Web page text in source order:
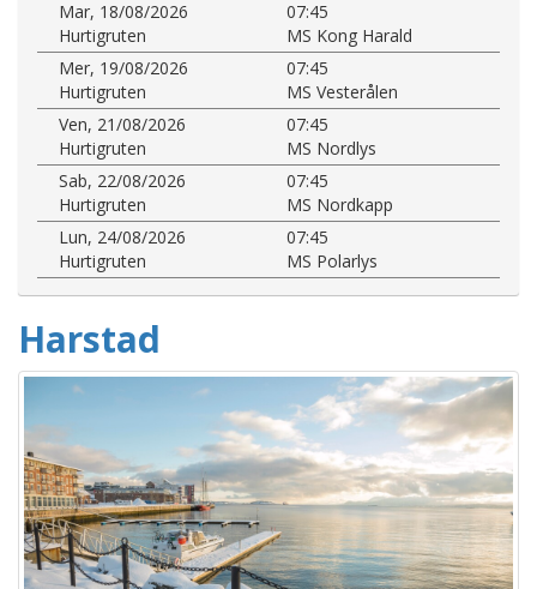
Mar, 18/08/2026
07:45
Hurtigruten
MS Kong Harald
Mer, 19/08/2026
07:45
Hurtigruten
MS Vesterålen
Ven, 21/08/2026
07:45
Hurtigruten
MS Nordlys
Sab, 22/08/2026
07:45
Hurtigruten
MS Nordkapp
Lun, 24/08/2026
07:45
Hurtigruten
MS Polarlys
Harstad